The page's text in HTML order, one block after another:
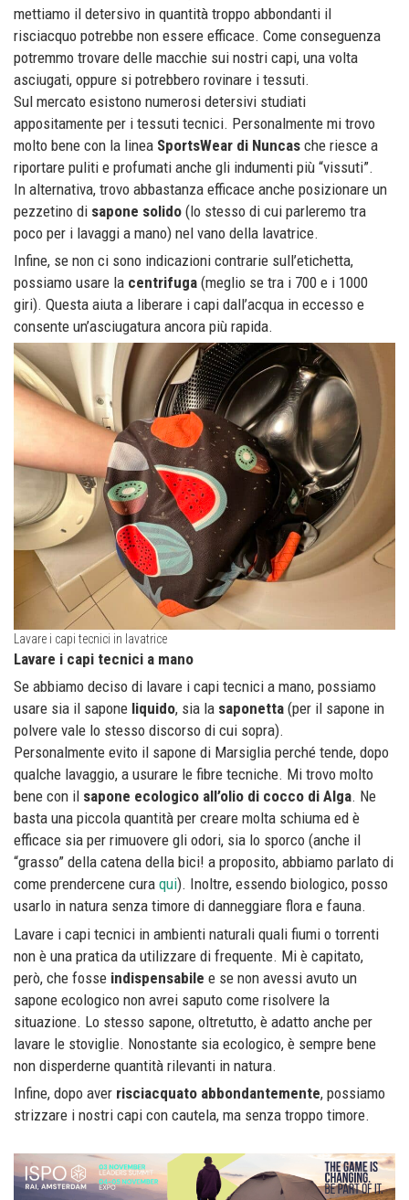
mettiamo il detersivo in quantità troppo abbondanti il
risciacquo potrebbe non essere efficace. Come conseguenza
potremmo trovare delle macchie sui nostri capi, una volta
asciugati, oppure si potrebbero rovinare i tessuti.
Sul mercato esistono numerosi detersivi studiati
appositamente per i tessuti tecnici. Personalmente mi trovo
molto bene con la linea SportsWear di Nuncas che riesce a
riportare puliti e profumati anche gli indumenti più “vissuti”.
In alternativa, trovo abbastanza efficace anche posizionare un
pezzetino di sapone solido (lo stesso di cui parleremo tra
poco per i lavaggi a mano) nel vano della lavatrice.
Infine, se non ci sono indicazioni contrarie sull’etichetta,
possiamo usare la centrifuga (meglio se tra i 700 e i 1000
giri). Questa aiuta a liberare i capi dall’acqua in eccesso e
consente un’asciugatura ancora più rapida.
Lavare i capi tecnici in lavatrice
Lavare i capi tecnici a mano
Se abbiamo deciso di lavare i capi tecnici a mano, possiamo
usare sia il sapone liquido, sia la saponetta (per il sapone in
polvere vale lo stesso discorso di cui sopra).
Personalmente evito il sapone di Marsiglia perché tende, dopo
qualche lavaggio, a usurare le fibre tecniche. Mi trovo molto
bene con il sapone ecologico all’olio di cocco di Alga. Ne
basta una piccola quantità per creare molta schiuma ed è
efficace sia per rimuovere gli odori, sia lo sporco (anche il
“grasso” della catena della bici! a proposito, abbiamo parlato di
come prendercene cura qui). Inoltre, essendo biologico, posso
usarlo in natura senza timore di danneggiare flora e fauna.
Lavare i capi tecnici in ambienti naturali quali fiumi o torrenti
non è una pratica da utilizzare di frequente. Mi è capitato,
però, che fosse indispensabile e se non avessi avuto un
sapone ecologico non avrei saputo come risolvere la
situazione. Lo stesso sapone, oltretutto, è adatto anche per
lavare le stoviglie. Nonostante sia ecologico, è sempre bene
non disperderne quantità rilevanti in natura.
Infine, dopo aver risciacquato abbondantemente, possiamo
strizzare i nostri capi con cautela, ma senza troppo timore.